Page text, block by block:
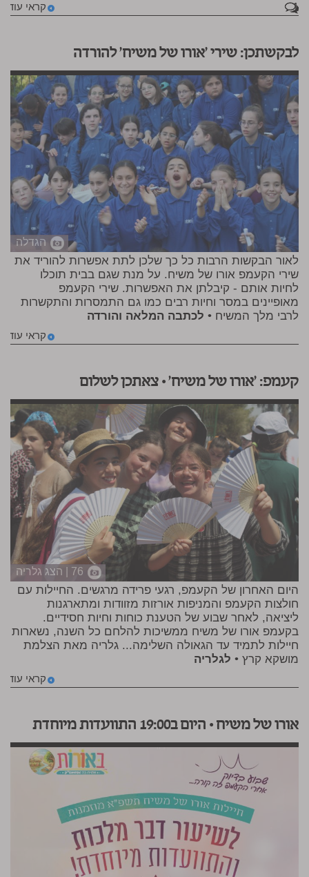
קראי עוד 1
לבקשתכן: שירי 'אורו של משיח' להורדה
הגדלה
לאור הבקשות הרבות כל כך שלכן לתת אפשרות להוריד את
שירי הקעמפ אורו של משיח. על מנת שגם בבית תוכלו
לחיות אותם - קיבלתן את האפשרות. שירי הקעמפ
מאופיינים במסר וחיות רבים כמו גם התמסרות והתקשרות
לרבי מלך המשיח • לכתבה המלאה והורדה
קראי עוד
קעמפ: 'אורו של משיח' • צאתכן לשלום
76 | הצג גלריה
היום האחרון של הקעמפ, רגעי פרידה מרגשים. החיילות עם
חולצות הקעמפ והמניפות אורזות מזוודות ומתארגנות
ליציאה, לאחר שבוע של הטענת כוחות וחיות חסידיים.
בקעמפ אורו של משיח ממשיכות להלחם כל השנה, נשארות
חיילות לתמיד עד הגאולה השלימה... גלריה מאת הצלמת
מושקא קרץ • לגלריה
קראי עוד
אורו של משיח • היום ב19:00 התוועדות מיוחדת